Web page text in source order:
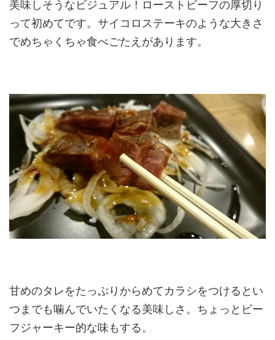
美味しそうなビジュアル！ローストビーフの厚切り
って初めてです。サイコロステーキのような大きさ
でめちゃくちゃ食べごたえがあります。
甘めのタレをたっぷりからめてカラシをつけるとい
つまでも噛んでいたくなる美味しさ。ちょっとビー
フジャーキー的な味もする。